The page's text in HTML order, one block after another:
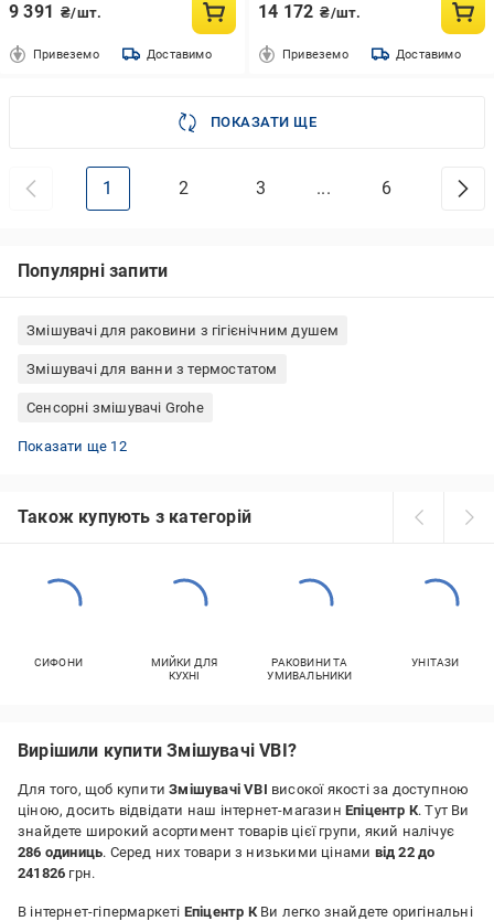
9 391 ₴/шт.
Привеземо Доставимо
14 172 ₴/шт.
Привеземо Доставимо
ПОКАЗАТИ ЩЕ
1 2 3 ... 6
Популярні запити
Змішувачі для раковини з гігієнічним душем
Змішувачі для ванни з термостатом
Сенсорні змішувачі Grohe
Змішувачі AM.PM для умивальника
Змішувачі Bravat для умивальника
Змішувачі підлогові Grohe
Змішувачі прихованого монтажу Grohe
Змішувачі для умивальника Німеччина
Змішувачі для ванни з довгим виливом
Blanco змішувачі з висувним виливом
Змішувач для душу чорний
Змішувачі Hansgrohe з гігієнічним душем
Змішувачі для умивальника чорні
Змішувачі Grohe білі
Сенсорні змішувачі Hansgrohe
Показати ще 12
Також купують з категорій
СИФОНИ
МИЙКИ ДЛЯ
КУХНІ
РАКОВИНИ ТА
УМИВАЛЬНИКИ
УНІТАЗИ
Вирішили купити Змішувачі VBI?
Для того, щоб купитиЗмішувачі VBI високої якості за доступною
ціною, досить відвідати наш інтернет-магазин Епіцентр К. Тут Ви
знайдете широкий асортимент товарів цієї групи, який налічує
286 одиниць. Серед них товари з низькими цінами від 22 до
241826 грн.
В інтернет-гіпермаркеті Епіцентр КВи легко знайдете оригінальні